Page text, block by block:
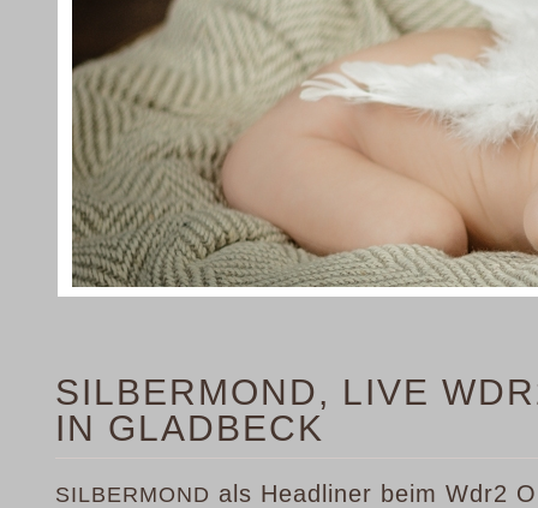
SILBERMOND, LIVE
IN GLADBECK
SILBERMOND als Headliner beim Wdr2